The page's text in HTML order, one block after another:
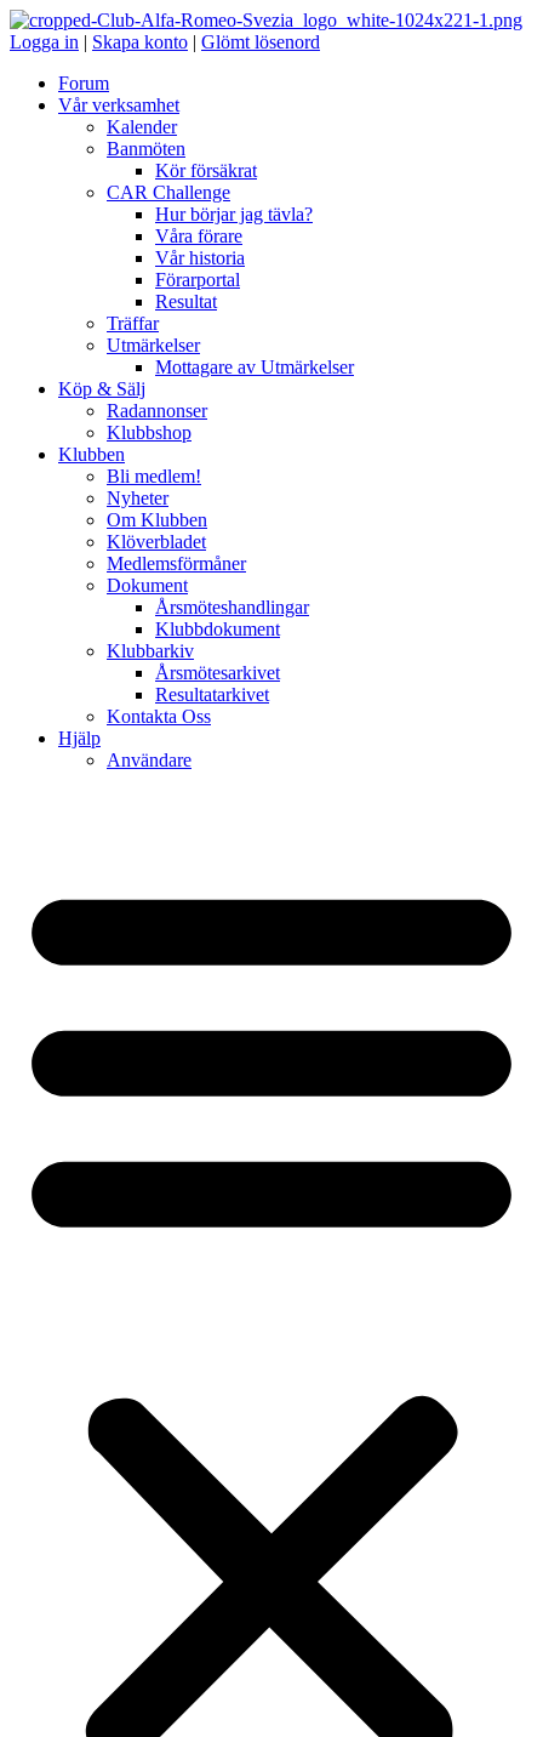
Logga in | Skapa konto | Glömt lösenord
Forum
Vår verksamhet
Kalender
Banmöten
Kör försäkrat
CAR Challenge
Hur börjar jag tävla?
Våra förare
Vår historia
Förarportal
Resultat
Träffar
Utmärkelser
Mottagare av Utmärkelser
Köp & Sälj
Radannonser
Klubbshop
Klubben
Bli medlem!
Nyheter
Om Klubben
Klöverbladet
Medlemsförmåner
Dokument
Årsmöteshandlingar
Klubbdokument
Klubbarkiv
Årsmötesarkivet
Resultatarkivet
Kontakta Oss
Hjälp
Användare